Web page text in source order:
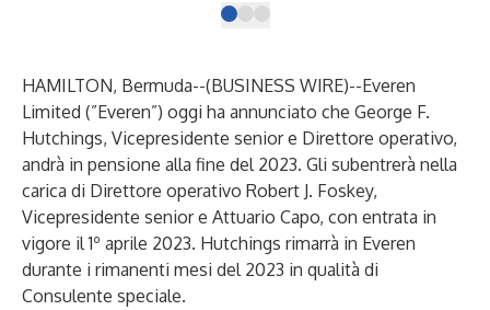
HAMILTON, Bermuda--(BUSINESS WIRE)--Everen
Limited (”Everen”) oggi ha annunciato che George F.
Hutchings, Vicepresidente senior e Direttore operativo,
andrà in pensione alla fine del 2023. Gli subentrerà nella
carica di Direttore operativo Robert J. Foskey,
Vicepresidente senior e Attuario Capo, con entrata in
vigore il 1º aprile 2023. Hutchings rimarrà in Everen
durante i rimanenti mesi del 2023 in qualità di
Consulente speciale.